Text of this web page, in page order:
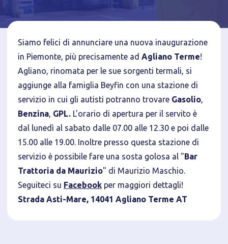
Siamo felici di annunciare una nuova inaugurazione
in Piemonte, più precisamente ad Agliano Terme!
Agliano, rinomata per le sue sorgenti termali, si
aggiunge alla famiglia Beyfin con una stazione di
servizio in cui gli autisti potranno trovare Gasolio,
Benzina, GPL. L'orario di apertura per il servito è
dal lunedì al sabato dalle 07.00 alle 12.30 e poi dalle
15.00 alle 19.00. Inoltre presso questa stazione di
servizio è possibile fare una sosta golosa al "Bar
Trattoria da Maurizio" di Maurizio Maschio.
Seguiteci su Facebook per maggiori dettagli!
Strada Asti-Mare, 14041 Agliano Terme AT
Informativa breve Cookie
proseguire la navigazione del sito)
Analitici
Accetto l'utilizzo di cookie analitici di terze parti